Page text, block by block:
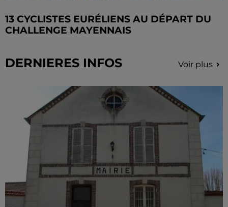
13 CYCLISTES EURÉLIENS AU DÉPART DU
CHALLENGE MAYENNAIS
DERNIERES INFOS Voir plus